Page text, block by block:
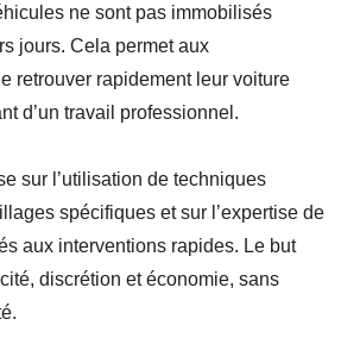
ne sont pas immobilisés
jours. Cela permet aux
retrouver rapidement leur voiture
d’un travail professionnel.
sur l’utilisation de techniques
spécifiques et sur l’expertise de
aux interventions rapides. Le but
discrétion et économie, sans